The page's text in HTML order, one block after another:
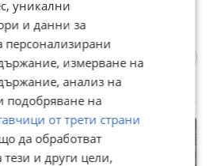
уникални
и данни за
персонализирани
измерване на
анализ на
подобряване на
от трети страни
да обработват
и други цели,